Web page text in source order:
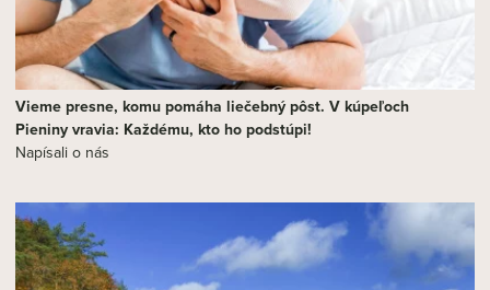
Vieme presne, komu pomáha liečebný pôst. V kúpeľoch
Pieniny vravia: Každému, kto ho podstúpi!
Napísali o nás